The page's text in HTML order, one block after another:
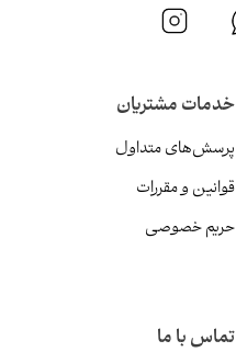
خدمات مشتریان
پرسش‌های متداول
قوانین و مقررات
حریم خصوصی
تماس با ما